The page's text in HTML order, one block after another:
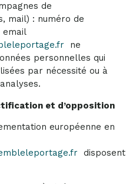
de
mail) : numéro de
email
ne
personnelles qui
par nécessité ou à
et d’opposition
européenne en
disposent